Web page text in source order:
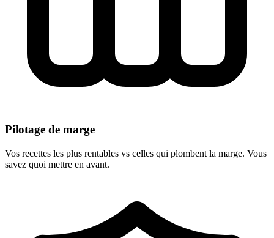
Pilotage de marge
Vos recettes les plus rentables vs celles qui plombent la marge. Vous
savez quoi mettre en avant.